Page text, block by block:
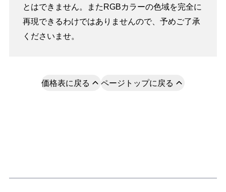
とはできません。またRGBカラーの色域を完全に
再現できるわけではありませんので、予めご了承
くださいませ。
価格表に戻る ページトップに戻る